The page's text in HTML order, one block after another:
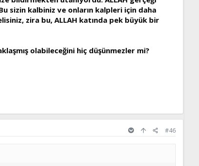
sizin kalbiniz ve onların kalpleri için daha
zira bu, ALLAH katında pek büyük bir
olabileceğini hiç düşünmezler mi?
#46